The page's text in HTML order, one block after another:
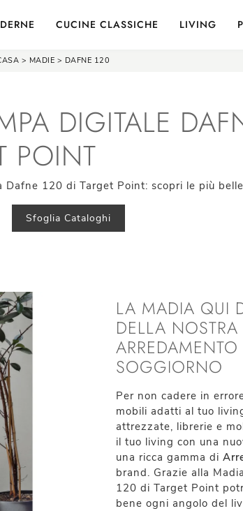
CUCINE CLASSICHE LIVING
> MADIE > DAFNE 120
DIGITALE
POINT
120 di Target Point: scopri le più
Sfoglia Cataloghi
LA MADIA QUI
DELLA
SOGGIORNO
Per non cadere in
mobili adatti al tuo
attrezzate, librerie e
il tuo living con una
una ricca gamma di
brand. Grazie alla
120 di Target Point
bene ogni angolo del